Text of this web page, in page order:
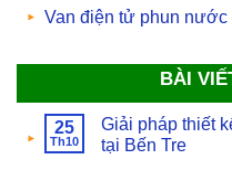
Van điện tử phun nước
BÀI
25
Th10
Giải pháp thiết
tại Bến Tre